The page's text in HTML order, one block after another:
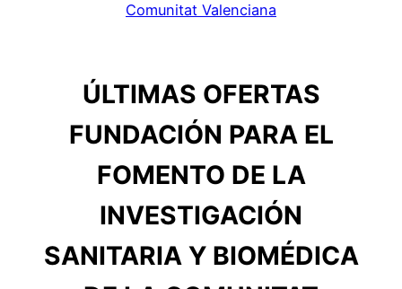
Comunitat Valenciana
ÚLTIMAS OFERTAS
FUNDACIÓN PARA EL
FOMENTO DE LA
INVESTIGACIÓN
SANITARIA Y BIOMÉDICA